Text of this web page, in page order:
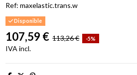
Ref: maxelastic.trans.w
Disponible
107,59 € 113,26 € -5%
IVA incl.